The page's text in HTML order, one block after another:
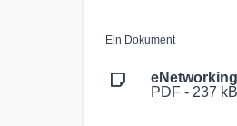
Ein Dokument
PDF - 237 kB